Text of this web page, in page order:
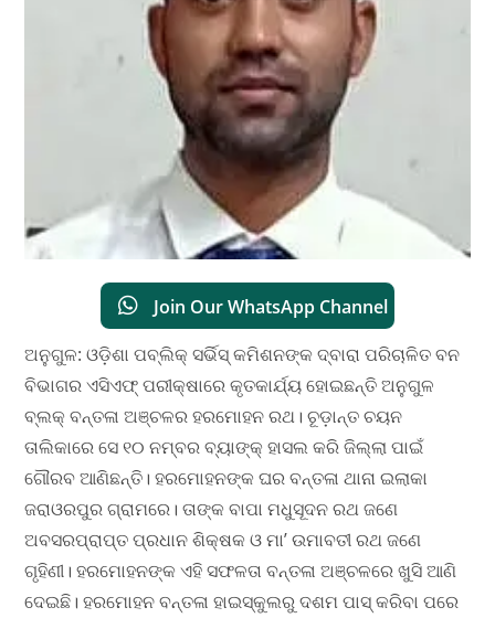
Join Our WhatsApp Channel
ଅନୁଗୁଳ: ଓଡ଼ିଶା ପବ୍ଲିକ୍ ସର୍ଭିସ୍ କମିଶନଙ୍କ ଦ୍ବାରା ପରିଚାଳିତ ବନ
ବିଭାଗର ଏସିଏଫ୍ ପରୀକ୍ଷାରେ କୃତକାର୍ଯ୍ୟ ହୋଇଛନ୍ତି ଅନୁଗୁଳ
ବ୍ଲକ୍ ବନ୍ତଳା ଅଞ୍ଚଳର ହରମୋହନ ରଥ। ଚୂଡ଼ାନ୍ତ ଚୟନ
ତାଲିକାରେ ସେ ୧୦ ନମ୍ବର ବ୍ୟାଙ୍କ୍ ହାସଲ କରି ଜିଲ୍ଲା ପାଇଁ
ଗୌରବ ଆଣିଛନ୍ତି। ହରମୋହନଙ୍କ ଘର ବନ୍ତଳା ଥାନା ଇଲାକା
ଜରାଓରପୁର ଗ୍ରାମରେ। ତାଙ୍କ ବାପା ମଧୁସୂଦନ ରଥ ଜଣେ
ଅବସରପ୍ରାପ୍ତ ପ୍ରଧାନ ଶିକ୍ଷକ ଓ ମା’ ଉମାବତୀ ରଥ ଜଣେ
ଗୃହିଣୀ। ହରମୋହନଙ୍କ ଏହି ସଫଳତା ବନ୍ତଳା ଅଞ୍ଚଳରେ ଖୁସି ଆଣି
ଦେଇଛି। ହରମୋହନ ବନ୍ତଳା ହାଇସ୍କୁଲରୁ ଦଶମ ପାସ୍‌ କରିବା ପରେ